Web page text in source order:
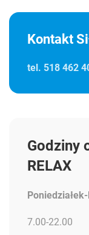
Kontakt
tel. 518 462
Godziny
RELAX
7.00-22.00